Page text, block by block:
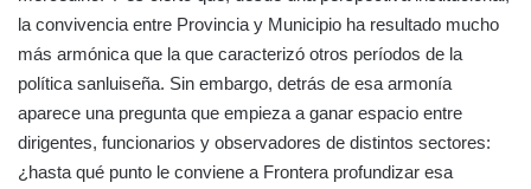
la convivencia entre Provincia y Municipio ha resultado mucho
más armónica que la que caracterizó otros períodos de la
política sanluiseña. Sin embargo, detrás de esa armonía
aparece una pregunta que empieza a ganar espacio entre
dirigentes, funcionarios y observadores de distintos sectores:
¿hasta qué punto le conviene a Frontera profundizar esa